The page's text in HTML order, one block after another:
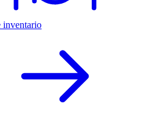
inventario